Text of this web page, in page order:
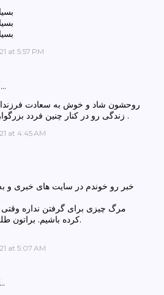
at 5:57 PM
روحشون شاد و خوش به سعادت
زندگی رو در کنار چنین فردد بزرگواری تجربه کردن .
at 4:45 AM
خبر رو خوندم در سایت های خبری و
مرگ چیزی برای گرفتن نداره
کرده باشیم. براتون طلب آرامش دارم.
at 5:07 AM